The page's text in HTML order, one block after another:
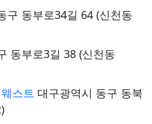
구 동부로34길 64 (신천동
동부로3길 38 (신천동
스트 대구광역시 동구 동북